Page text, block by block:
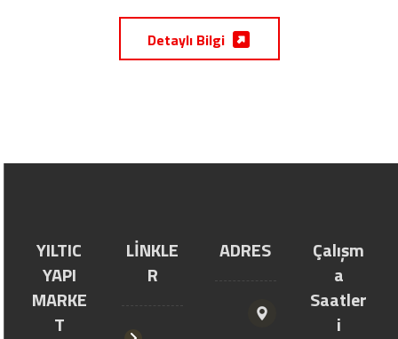
Detaylı Bilgi
YILTIC
YAPI
MARKE
T
LİNKLE
R
ADRES
Çalışm
a
Saatler
i